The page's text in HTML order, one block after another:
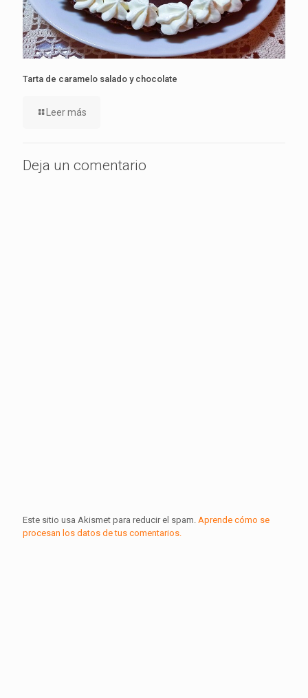
Tarta de caramelo salado y chocolate
Leer más
Deja un comentario
Este sitio usa Akismet para reducir el spam. Aprende cómo se
procesan los datos de tus comentarios.